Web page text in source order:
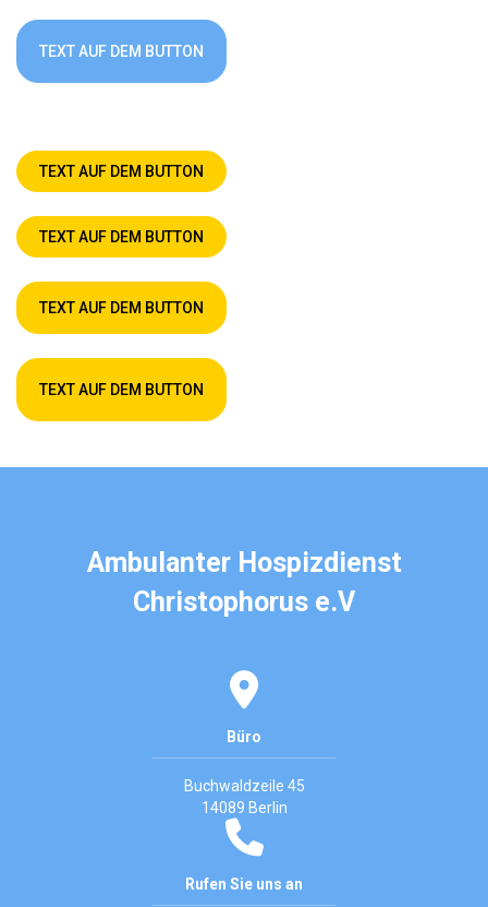
TEXT AUF DEM BUTTON
TEXT AUF DEM BUTTON
TEXT AUF DEM BUTTON
TEXT AUF DEM BUTTON
TEXT AUF DEM BUTTON
Ambulanter Hospizdienst
Christophorus e.V
Büro
Buchwaldzeile 45
14089 Berlin
Rufen Sie uns an